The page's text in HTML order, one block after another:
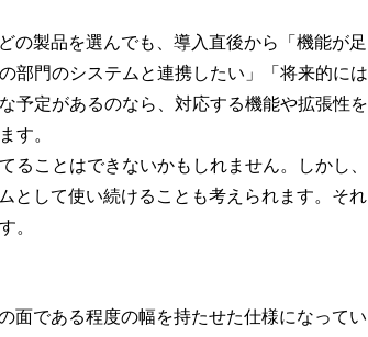
の製品を選んでも、導入直後から「機能が足
部門のシステムと連携したい」「将来的には
予定があるのなら、対応する機能や拡張性を
す。
ることはできないかもしれません。しかし、
として使い続けることも考えられます。それ
。
面である程度の幅を持たせた仕様になってい